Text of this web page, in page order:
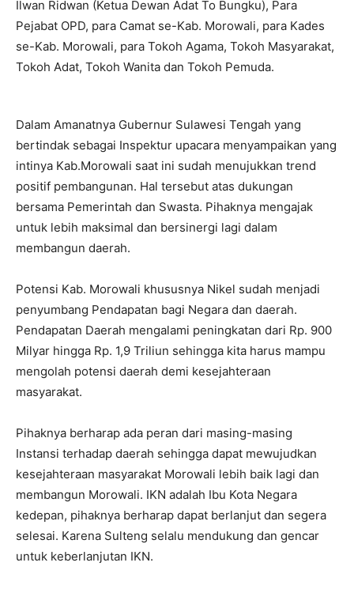
Ilwan Ridwan (Ketua Dewan Adat To Bungku), Para
Pejabat OPD, para Camat se-Kab. Morowali, para Kades
se-Kab. Morowali, para Tokoh Agama, Tokoh Masyarakat,
Tokoh Adat, Tokoh Wanita dan Tokoh Pemuda.
Dalam Amanatnya Gubernur Sulawesi Tengah yang
bertindak sebagai Inspektur upacara menyampaikan yang
intinya Kab.Morowali saat ini sudah menujukkan trend
positif pembangunan. Hal tersebut atas dukungan
bersama Pemerintah dan Swasta. Pihaknya mengajak
untuk lebih maksimal dan bersinergi lagi dalam
membangun daerah.
Potensi Kab. Morowali khususnya Nikel sudah menjadi
penyumbang Pendapatan bagi Negara dan daerah.
Pendapatan Daerah mengalami peningkatan dari Rp. 900
Milyar hingga Rp. 1,9 Triliun sehingga kita harus mampu
mengolah potensi daerah demi kesejahteraan
masyarakat.
Pihaknya berharap ada peran dari masing-masing
Instansi terhadap daerah sehingga dapat mewujudkan
kesejahteraan masyarakat Morowali lebih baik lagi dan
membangun Morowali. IKN adalah Ibu Kota Negara
kedepan, pihaknya berharap dapat berlanjut dan segera
selesai. Karena Sulteng selalu mendukung dan gencar
untuk keberlanjutan IKN.